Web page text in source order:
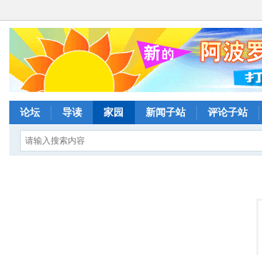
论坛 导读 家园 新闻子站 评论子站